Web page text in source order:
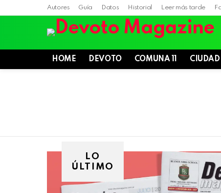
Autores Guía Datos Historial Leer más tarde
HOME DEVOTO COMUNA 11 CIUDAD
LO
ÚLTIMO